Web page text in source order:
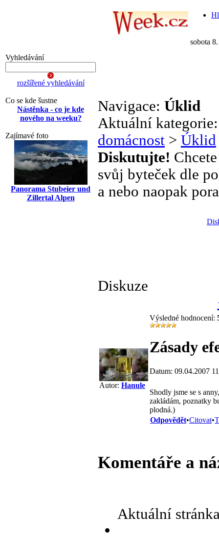
sobota
Vyhledávání
rozšířené vyhledávání
Co se kde šustne
Nástěnka - co je kde
nového na weeku?
Zajímavé foto
Panorama Stubeier und
Zillertal Alpen
Navigace: Úklid
Aktuální
domácnost > Úklid
Diskutujte!
svůj byteček dle
a nebo naopak
Diskuze
Autor: Hanule
Výsledné hodnocení:
Zásady
Datum: 09.04.2007
Shodly jsme se s
zakládám, poznatky
plodná.)
Odpovědět•Citovat•
Komentáře a
Aktuální